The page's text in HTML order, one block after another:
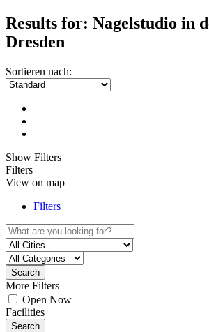
Results for: Nagelstudio in
Dresden
Sortieren nach:
Show Filters
Filters
View on map
Filters
Search
More Filters
Open Now
Facilities
Search